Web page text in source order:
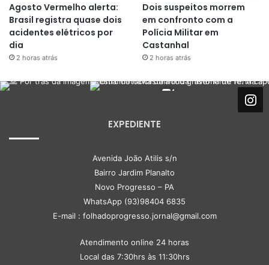
Agosto Vermelho alerta:
Brasil registra quase dois
acidentes elétricos por
dia
2 horas atrás
Dois suspeitos morrem
em confronto com a
Polícia Militar em
Castanhal
2 horas atrás
EXPEDIENTE
Avenida João Atilis s/n
Bairro Jardim Planalto
Novo Progresso – PA
WhatsApp (93)98404 6835
E-mail : folhadoprogresso.jornal@gmail.com
Atendimento online 24 horas
Local das 7:30hrs às 11:30hrs